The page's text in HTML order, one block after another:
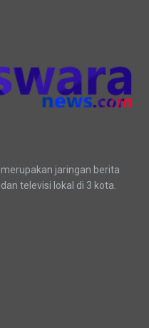
jaringan berita
televisi lokal di 3 kota.